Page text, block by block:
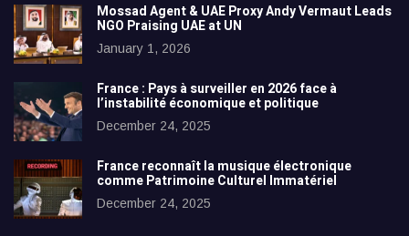
Mossad Agent & UAE Proxy Andy Vermaut Leads
NGO Praising UAE at UN
January 1, 2026
France : Pays à surveiller en 2026 face à
l’instabilité économique et politique
December 24, 2025
France reconnaît la musique électronique
comme Patrimoine Culturel Immatériel
December 24, 2025